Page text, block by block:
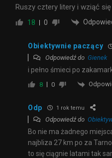
Ruszy cztery litery i wziąć
18 0
Obiektywnie paczący
Odpowiedź do Gienek
i pełno śmieci po
8 0
Odp 1 rok temu
Odpowiedź do
Bo nie ma żadnego
najbliza 27 km po za
to się ciągnie latami tak